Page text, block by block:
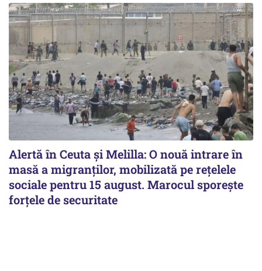
Alertă în Ceuta și Melilla: O nouă intrare în
masă a migranților, mobilizată pe rețelele
sociale pentru 15 august. Marocul sporește
forțele de securitate